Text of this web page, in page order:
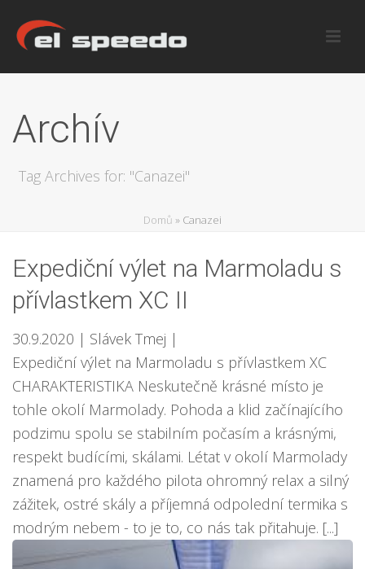
Archív
Tag Archives for: "Canazei"
Domů » Canazei
Expediční výlet na Marmoladu s
přívlastkem XC II
30.9.2020 | Slávek Tmej |
Expediční výlet na Marmoladu s přívlastkem XC
CHARAKTERISTIKA Neskutečně krásné místo je
tohle okolí Marmolady. Pohoda a klid začínajícího
podzimu spolu se stabilním počasím a krásnými,
respekt budícími, skálami. Létat v okolí Marmolady
znamená pro každého pilota ohromný relax a silný
zážitek, ostré skály a příjemná odpolední termika s
modrým nebem - to je to, co nás tak přitahuje. [...]